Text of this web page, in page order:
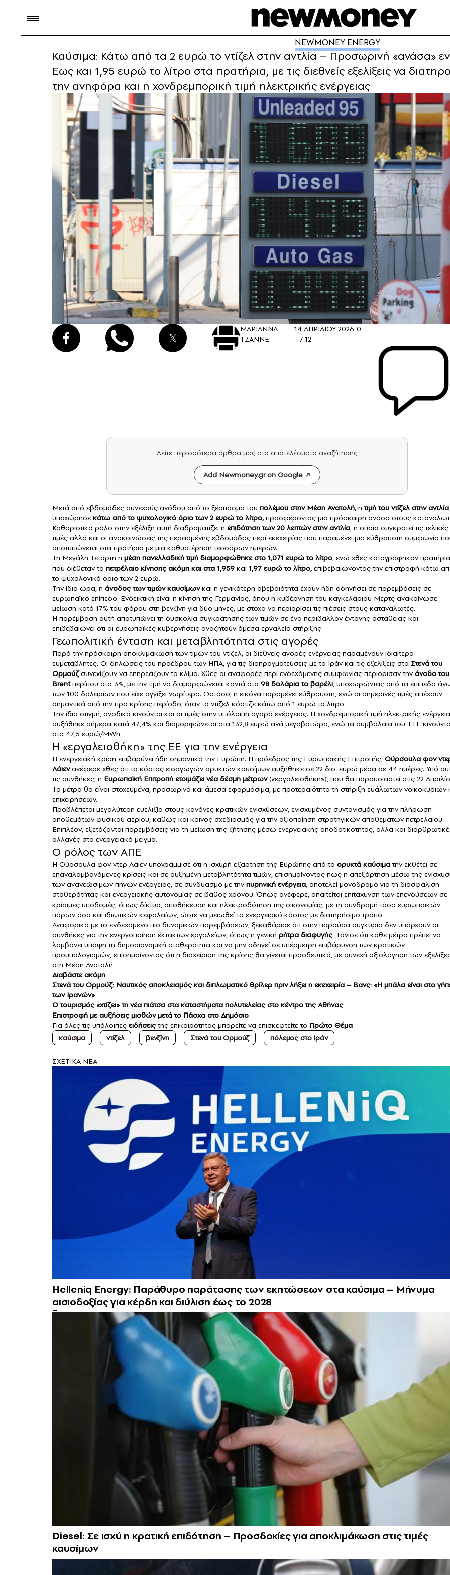
NEWMONEY ENERGY
Καύσιμα: Κάτω από τα 2 ευρώ το ντίζελ στην αντλία – Προσωρινή «ανάσα»
Eως και 1,95 ευρώ το λίτρο στα πρατήρια, με τις διεθνείς εξελίξεις να
την ανηφόρα και η χονδρεμπορική τιμή ηλεκτρικής ενέργειας
ΜΑΡΙΑΝΝΑ
ΤΖΑΝΝΕ
14 ΑΠΡΙΛΙΟΥ 2026
- 7:12
0
Δείτε περισσότερα άρθρα μας στα αποτελέσματα αναζήτησης
Add Newmoney.gr on Google
Μετά από εβδομάδες συνεχούς ανόδου από το ξέσπασμα του πολέμου στην Μέση Ανατολή,η τιμή του ντίζελ στην αντλία
υποχώρησε κάτω από το ψυχολογικό όριο των 2 ευρώ το λίτρο,προσφέροντας μια πρόσκαιρη ανάσα στους
Καθοριστικό ρόλο στην εξέλιξη αυτή διαδραματίζει η επιδότηση των 20 λεπτών στην αντλία, η οποία συγκρατεί τις τελικές
τιμές αλλά και οι ανακοινώσεις της περασμένης εβδομάδας περί εκεχειρίας που παραμένει μια εύθραυστη συμφωνία
αποτυπώνεται στα πρατήρια με μια καθυστέρηση τεσσάρων ημερών.
Τη Μεγάλη Τετάρτη η μέση πανελλαδική τιμή διαμορφώθηκε στο 1,071 ευρώ το λίτρο, ενώ χθες καταγράφηκαν πρατήρια
που διέθεταν το πετρέλαιο κίνησης ακόμη και στα 1,959 και 1,97 ευρώ το λίτρο,επιβεβαιώνοντας την επιστροφή κάτω
το ψυχολογικό όριο των 2 ευρώ.
Την ίδια ώρα, η άνοδος των τιμών καυσίμωνκαι η γενικότερη αβεβαιότητα έχουν ήδη οδηγήσει σε παρεμβάσεις σε
ευρωπαϊκό επίπεδο. Ενδεικτική είναι η κίνηση της Γερμανίας, όπου η κυβέρνηση του καγκελάριου Μερτς ανακοίνωσε
μείωση κατά 17% του φόρου στη βενζίνη για δύο μήνες, με στόχο να περιορίσει τις πιέσεις στους καταναλωτές.
Η παρέμβαση αυτή αποτυπώνει τη δυσκολία συγκράτησης των τιμών σε ένα περιβάλλον έντονης αστάθειας και
επιβεβαιώνει ότι οι ευρωπαϊκές κυβερνήσεις αναζητούν άμεσα εργαλεία στήριξης.
Γεωπολιτική ένταση και μεταβλητότητα στις αγορές
Παρά την πρόσκαιρη αποκλιμάκωση των τιμών του ντίζελ, οι διεθνείς αγορές ενέργειας παραμένουν ιδιαίτερα
ευμετάβλητες. Οι δηλώσεις του προέδρου των ΗΠΑ, για τις διαπραγματεύσεις με το Ιράν και τις εξελίξεις στα Στενά του
Ορμούζ συνεχίζουν να επηρεάζουν το κλίμα. Χθες οι αναφορές περί ενδεχόμενης συμφωνίας περιόρισαν τηνάνοδο του
Brentπερίπου στο 3%, με την τιμή να διαμορφώνεται κοντά στα 98 δολάρια το βαρέλι, υποχωρώντας από τα επίπεδα
των 100 δολαρίων που είχε αγγίξει νωρίτερα. Ωστόσο, η εικόνα παραμένει εύθραυστη, ενώ οι σημερινές τιμές απέχουν
σημαντικά από την προ κρίσης περίοδο, όταν το ντίζελ κόστιζε κάτω από 1 ευρώ το λίτρο.
Την ίδια στιγμή, ανοδικά κινούνται και οι τιμές στην υπόλοιπη αγορά ενέργειας. Η χονδρεμπορική τιμή ηλεκτρικής
αυξήθηκε σήμερα κατά 47,4% και διαμορφώνεται στα 132,8 ευρώ ανά μεγαβατώρα, ενώ τα συμβόλαια του TTF
στα 47,5 ευρώ/MWh.
Η «εργαλειοθήκη» της ΕΕ για την ενέργεια
Η ενεργειακή κρίση επιβαρύνει ήδη σημαντικά την Ευρώπη. Η πρόεδρος της Ευρωπαϊκής Επιτροπής, Ούρσουλα φον
Λάιεν ανέφερε χθες ότι το κόστος εισαγωγών ορυκτών καυσίμων αυξήθηκε σε 22 δισ. ευρώ μέσα σε 44 ημέρες. Υπό
τις συνθήκες, η Ευρωπαϊκή Επιτροπή ετοιμάζει νέα δέσμη μέτρων(«εργαλειοθήκη»), που θα παρουσιαστεί στις 22
Τα μέτρα θα είναι στοχευμένα, προσωρινά και άμεσα εφαρμόσιμα, με προτεραιότητα τη στήριξη ευάλωτων νοικοκυριών
επιχειρήσεων.
Προβλέπεται μεγαλύτερη ευελιξία στους κανόνες κρατικών ενισχύσεων, ενισχυμένος συντονισμός για την πλήρωση
αποθεμάτων φυσικού αερίου, καθώς και κοινός σχεδιασμός για την αξιοποίηση στρατηγικών αποθεμάτων πετρελαίου.
Επιπλέον, εξετάζονται παρεμβάσεις για τη μείωση της ζήτησης μέσω ενεργειακής αποδοτικότητας, αλλά και
αλλαγές στο ενεργειακό μείγμα.
Ο ρόλος των ΑΠΕ
Η Ούρσουλα φον ντερ Λάιεν υπογράμμισε ότι η ισχυρή εξάρτηση της Ευρώπης από τα ορυκτά καύσιματην εκθέτει σε
επαναλαμβανόμενες κρίσεις και σε αυξημένη μεταβλητότητα τιμών, επισημαίνοντας πως η απεξάρτηση μέσω της
των ανανεώσιμων πηγών ενέργειας, σε συνδυασμό με τηνπυρηνική ενέργεια, αποτελεί μονόδρομο για τη διασφάλιση
σταθερότητας και ενεργειακής αυτονομίας σε βάθος χρόνου. Όπως ανέφερε, απαιτείται επιτάχυνση των επενδύσεων σε
κρίσιμες υποδομές, όπως δίκτυα, αποθήκευση και ηλεκτροδότηση της οικονομίας, με τη συνδρομή τόσο ευρωπαϊκών
πόρων όσο και ιδιωτικών κεφαλαίων, ώστε να μειωθεί το ενεργειακό κόστος με διατηρήσιμο τρόπο.
Αναφορικά με το ενδεχόμενο πιο δυναμικών παρεμβάσεων, ξεκαθάρισε ότι στην παρούσα συγκυρία δεν υπάρχουν οι
συνθήκες για την ενεργοποίηση έκτακτων εργαλείων, όπως η γενική ρήτρα διαφυγής. Τόνισε ότι κάθε μέτρο πρέπει να
λαμβάνει υπόψη τη δημοσιονομική σταθερότητα και να μην οδηγεί σε υπέρμετρη επιβάρυνση των κρατικών
προϋπολογισμών, επισημαίνοντας ότι η διαχείριση της κρίσης θα γίνεται προοδευτικά, με συνεχή αξιολόγηση των
στη Μέση Ανατολή.
Διαβάστε ακόμη
Στενά του Ορμούζ: Ναυτικός αποκλεισμός και διπλωματικό θρίλερ πριν λήξει η εκεχειρία – Βανς: «Η μπάλα είναι στο
των Ιρανών»
Ο τουρισμός «χτίζει» τη νέα πιάτσα στα καταστήματα πολυτελείας στο κέντρο της Αθήνας
Επιστροφή με αυξήσεις μισθών μετά το Πάσχα στο Δημόσιο
Για όλες τις υπόλοιπες ειδήσειςτης επικαιρότητας μπορείτε να επισκεφτείτε το Πρώτο Θέμα
καύσιμα
ντίζελ βενζίνη Στενά του Ορμούζ πόλεμος στο Ιράν
ΣXETIKA NEA
Helleniq Energy: Παράθυρο παράτασης των εκπτώσεων στα καύσιμα – Μήνυμα
αισιοδοξίας για κέρδη και διύλιση έως το 2028
Diesel: Σε ισχύ η κρατική επιδότηση – Προσδοκίες για αποκλιμάκωση στις τιμές
καυσίμων